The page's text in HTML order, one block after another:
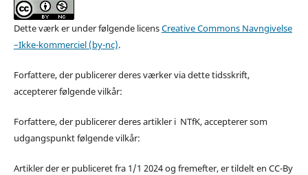
Dette værk er under følgende licensCreative Commons Navngivelse
–Ikke-kommerciel (by-nc).
Forfattere, der publicerer deres værker via dette tidsskrift,
accepterer følgende vilkår:
Forfattere, der publicerer deres artikler i NTfK, accepterer som
udgangspunkt følgende vilkår:
Artikler der er publiceret fra 1/1 2024 og fremefter, er tildelt en CC-By